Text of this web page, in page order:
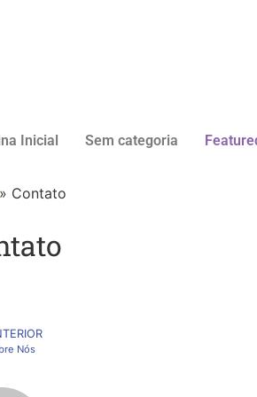
Inicial Sem categoria
» Contato
Nós